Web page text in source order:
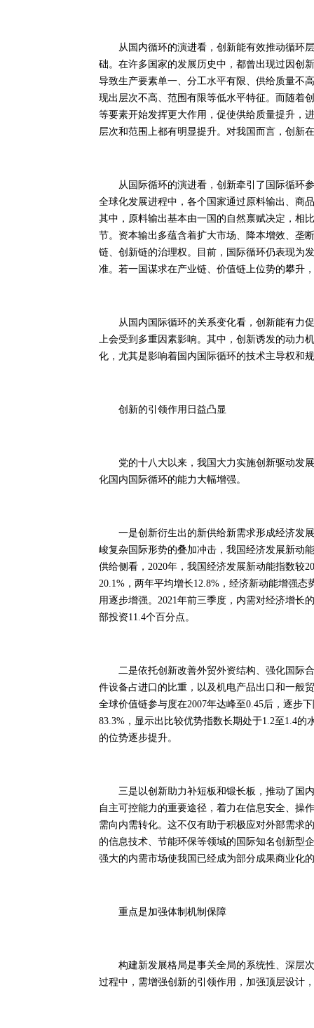
从国内循环的演进看，创新能有效推动循环层
础。在许多国家的发展历史中，都曾出现过因创
导致生产要素单一、分工水平有限、供给质量不
现出层次不高、范围有限等低水平特征。而随着
等要素开始发挥更大作用，促使供给质量提升，
层次和范围上都有明显提升。对我国而言，创新
从国际循环的演进看，创新牵引了国际循环参
全球化发展进程中，各个国家通过原料输出、商
其中，原料输出基本由一国的自然禀赋决定，相
节。资本输出多蕴含着扩大市场、降本增效、垄
链、创新链的治理权。目前，国际循环仍表现为
准。若一国谋求在产业链、价值链上位势的攀升
从国内国际循环的关系变化看，创新能有力促
上会受到多重因素影响。其中，创新诱发的动力
化，尤其是影响着国内国际循环的技术主导权和
创新的引领作用日益凸显
党的十八大以来，我国大力实施创新驱动发展
化国内国际循环的能力大幅增强。
一是创新衍生出的新供给新需求形成经济发展
峻复杂国际形势的叠加冲击，我国经济发展新动
供给侧看，2020年，我国经济发展新动能指数较
20.1%，两年平均增长12.8%，经济新动能增强
用逐步增强。2021年前三季度，内需对经济增长
部投资11.4个百分点。
二是依托创新改善外贸外资结构、强化国际合
件设备占进口的比重，以及机电产品出口和一般
全球价值链参与度在2007年达峰至0.45后，逐步
83.3%，显示出比较优势指数长期处于1.2至1.4
的位势逐步提升。
三是以创新助力补短板和锻长板，推动了国内
自主可控能力的重要途径，着力在信息安全、操
需向内需转化。这不仅有助于积极应对外部需求
的信息技术、节能环保等领域的国际知名创新型
强大的内需市场使我国已经成为部分成果商业化
重点是加强体制机制保障
构建新发展格局是事关全局的系统性、深层次
过程中，需增强创新的引领作用，加强顶层设计